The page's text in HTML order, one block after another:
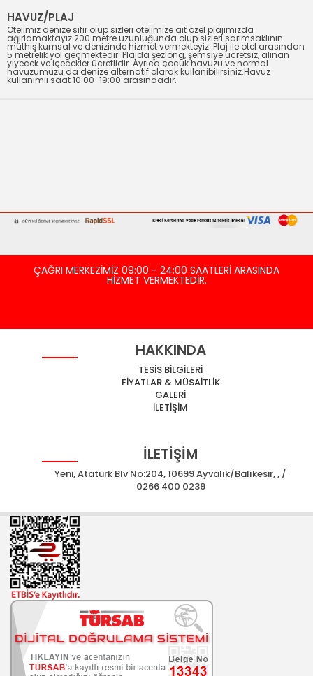
HAVUZ/PLAJ
Otelimiz denize sıfır olup sizleri otelimize ait özel plajımızda
ağırlamaktayız 200 metre uzunluğunda olup sizleri sarımsaklının
müthiş kumsal ve denizinde hizmet vermekteyiz. Plaj ile otel arasından
5 metrelik yol geçmektedir. Plajda şezlong, şemsiye ücretsiz, alınan
yiyecek ve içecekler ücretlidir. Ayrıca çocuk havuzu ve normal
havuzumuzu da denize alternatif olarak kullanibilirsiniz.Havuz
kullanımıı saat 10:00-19:00 arasındadır.
ÇAĞRI MERKEZİMİZ 09:00 - 24:00 SAATLERİ ARASINDA
HİZMET VERMEKTEDİR.
HAKKINDA
TESİS BİLGİLERİ
FİYATLAR & MÜSAİTLİK
GALERİ
İLETİŞİM
İLETİŞİM
Yeni, Atatürk Blv No:204, 10699 Ayvalık/Balıkesir, , /
0266 400 0239